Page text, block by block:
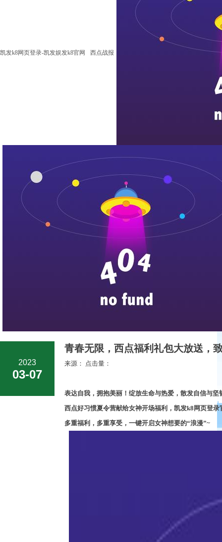
凯发k8网页登录-凯发娱发k8官网 西点战报
2023
03-07
青春无限，西点福利礼包大放送，
来源： 点击量：
表达自我，拥抱美丽！ 绽放生命与热爱 ， 散发自信与坚
西点好习惯夏令营献给女神开场福利 ， 凯发k8网页登录
多重福利，多重享受 ， 一键开启女神想要的“浪漫”~